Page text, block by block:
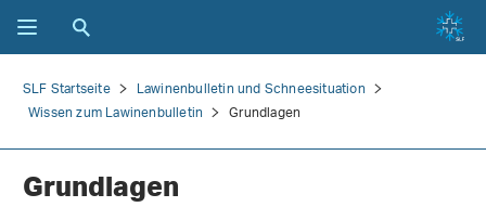
SLF Startseite
Lawinenbulletin und Schneesituation
Wissen zum Lawinenbulletin
Grundlagen
Grundlagen